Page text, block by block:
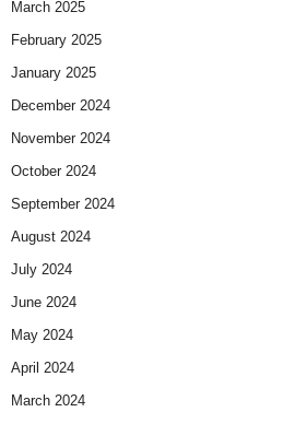
March 2025
February 2025
January 2025
December 2024
November 2024
October 2024
September 2024
August 2024
July 2024
June 2024
May 2024
April 2024
March 2024